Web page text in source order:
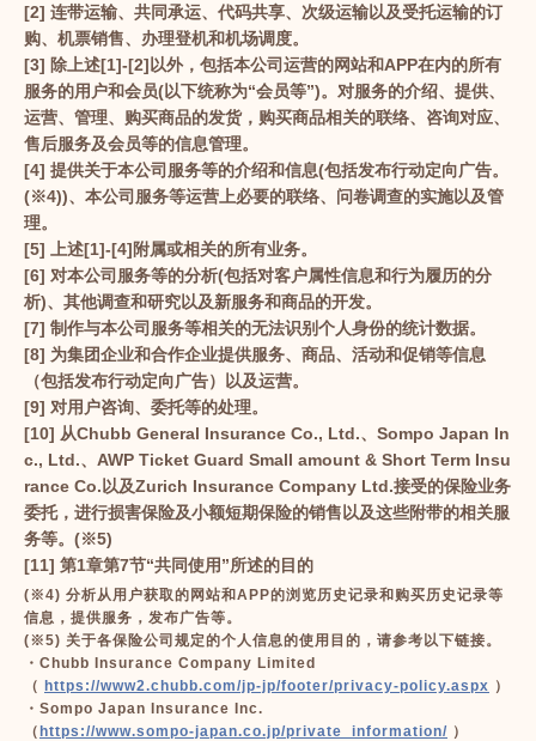
[2] 连带运输、共同承运、代码共享、次级运输以及受托运输的订
购、机票销售、办理登机和机场调度。
[3] 除上述[1]-[2]以外，包括本公司运营的网站和APP在内的所有
服务的用户和会员(以下统称为“会员等”)。对服务的介绍、提供、
运营、管理、购买商品的发货，购买商品相关的联络、咨询对应、
售后服务及会员等的信息管理。
[4] 提供关于本公司服务等的介绍和信息(包括发布行动定向广告。
(※4))、本公司服务等运营上必要的联络、问卷调查的实施以及管
理。
[5] 上述[1]-[4]附属或相关的所有业务。
[6] 对本公司服务等的分析(包括对客户属性信息和行为履历的分
析)、其他调查和研究以及新服务和商品的开发。
[7] 制作与本公司服务等相关的无法识别个人身份的统计数据。
[8] 为集团企业和合作企业提供服务、商品、活动和促销等信息
（包括发布行动定向广告）以及运营。
[9] 对用户咨询、委托等的处理。
[10] 从Chubb General Insurance Co., Ltd.、Sompo Japan In
c., Ltd.、AWP Ticket Guard Small amount & Short Term Insu
rance Co.以及Zurich Insurance Company Ltd.接受的保险业务
委托，进行损害保险及小额短期保险的销售以及这些附带的相关服
务等。(※5)
[11] 第1章第7节“共同使用”所述的目的
(※4) 分析从用户获取的网站和APP的浏览历史记录和购买历史记录等
信息，提供服务，发布广告等。
(※5) 关于各保险公司规定的个人信息的使用目的，请参考以下链接。
・Chubb Insurance Company Limited
（ https://www2.chubb.com/jp-jp/footer/privacy-policy.aspx ）
・Sompo Japan Insurance Inc.
（https://www.sompo-japan.co.jp/private_information/ ）